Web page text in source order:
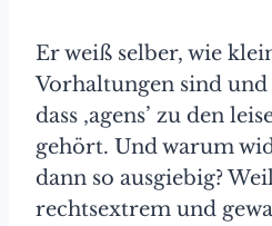
Er weiß selber, wie
Vorhaltungen sind
dass ‚agens’ zu den
gehört. Und warum
dann so ausgiebig?
rechtsextrem und